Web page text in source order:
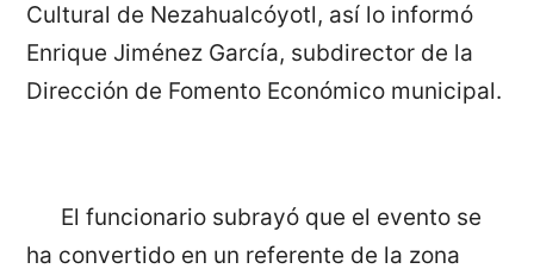
Cultural de Nezahualcóyotl, así lo informó
Enrique Jiménez García, subdirector de la
Dirección de Fomento Económico municipal.
El funcionario subrayó que el evento se
ha convertido en un referente de la zona